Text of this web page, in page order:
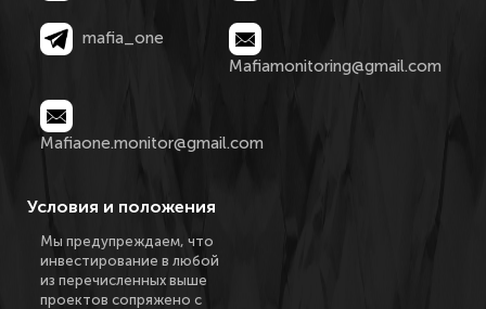
mafia_one
Mafiamonitoring@gmail.com
Mafiaone.monitor@gmail.com
Условия и положения
Мы предупреждаем, что
инвестирование в любой
из перечисленных выше
проектов сопряжено с